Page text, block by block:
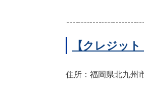
【クレジッ
住所：福岡県北九州